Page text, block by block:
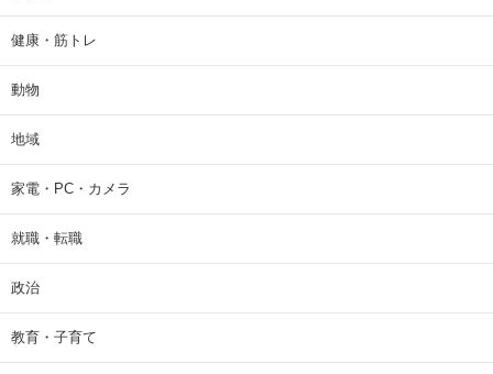
健康・筋トレ
動物
地域
家電・PC・カメラ
就職・転職
政治
教育・子育て